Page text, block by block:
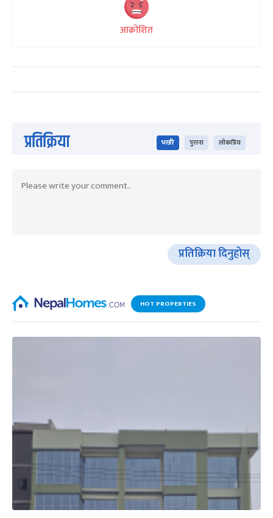
आक्रोशित
प्रतिक्रिया भर्खरै पुराना लोकप्रिय
प्रतिक्रिया दिनुहोस्
HOT PROPERTIES